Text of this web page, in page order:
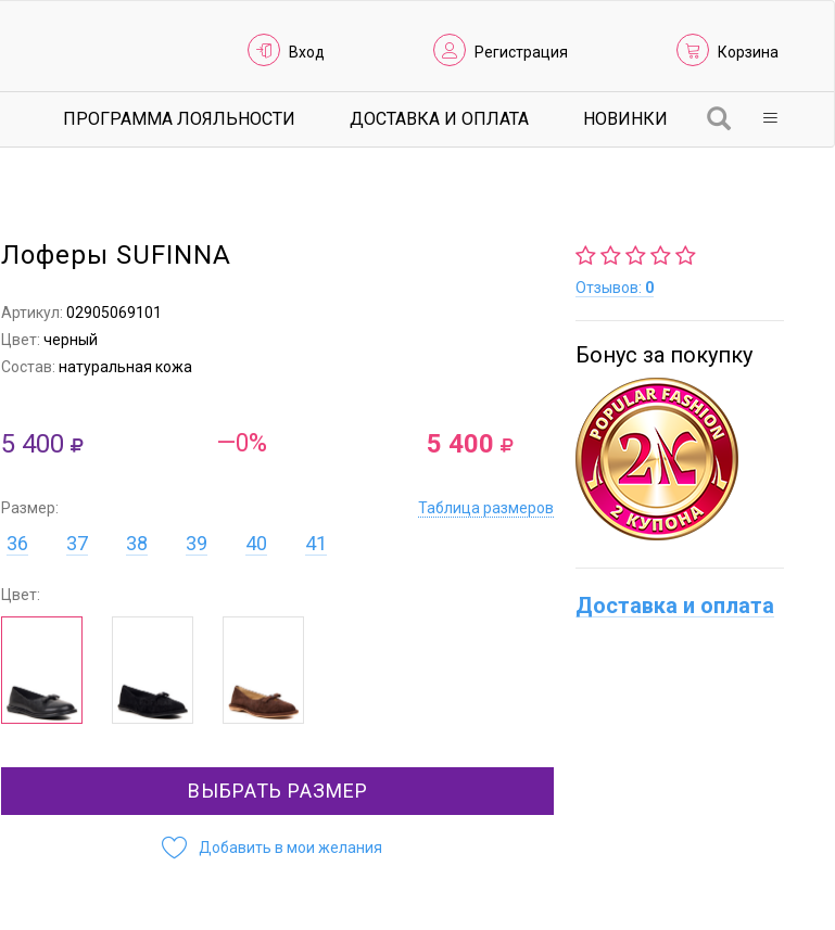
Вход Регистрация Корзина
ПРОГРАММА ЛОЯЛЬНОСТИ ДОСТАВКА И ОПЛАТА НОВИНКИ
Лоферы SUFINNA
Артикул:02905069101
Цвет:черный
Состав:натуральная кожа
5 400 —0% 5 400
Размер: Таблица размеров
36 37 38 39 40 41
Цвет:
ВЫБРАТЬ РАЗМЕР
Добавить в мои желания
Отзывов: 0
Бонус за покупку
Доставка и оплата